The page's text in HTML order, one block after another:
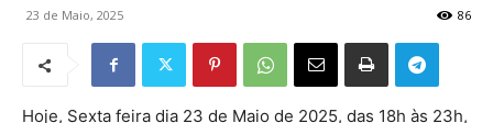
23 de Maio, 2025 86
Hoje, Sexta feira dia 23 de Maio de 2025, das 18h às 23h,